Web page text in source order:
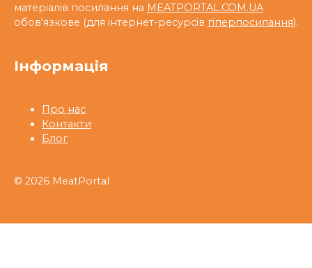
матеріалів посилання на MEATPORTAL.COM.UA
обов'язкове (для інтернет-ресурсів гіперпосилання).
Інформація
Про нас
Контакти
Блог
© 2026 MeatPortal